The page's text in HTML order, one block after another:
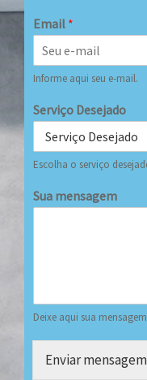
Email *
Informe aqui seu e-mail.
Serviço Desejado
Escolha o serviço
Sua mensagem
Deixe aqui sua
Enviar mensagem